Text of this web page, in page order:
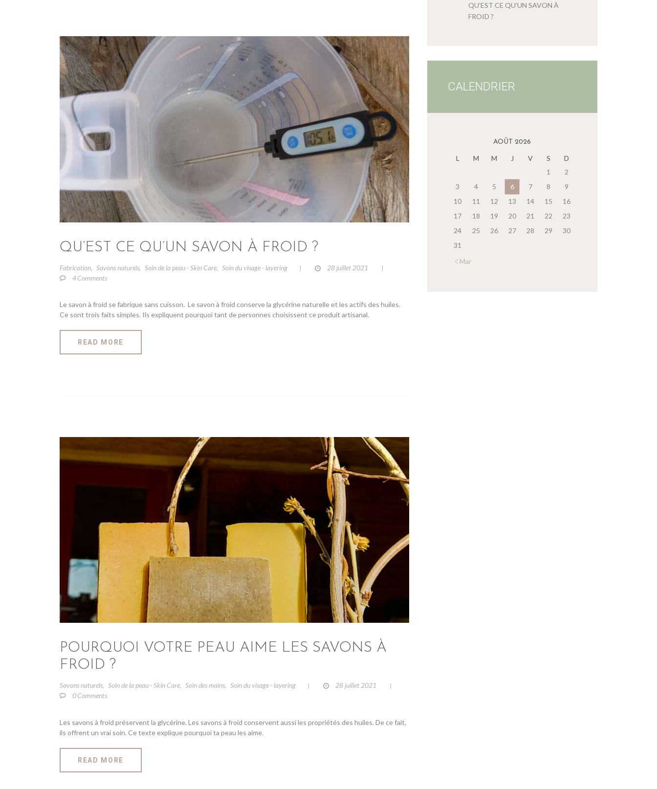
QU’EST CE QU’UN SAVON À FROID ?
Fabrication, Savons naturels, Soin de la peau - Skin Care, Soin du visage - layering
28 juillet 2021
4 Comments
Le savon à froid se fabrique sans cuisson. Le savon à froid conserve la glycérine naturelle et les actifs des huiles.
Ce sont trois faits simples. Ils expliquent pourquoi tant de personnes choisissent ce produit artisanal.
READ MORE
POURQUOI VOTRE PEAU AIME LES SAVONS À
FROID ?
Savons naturels, Soin de la peau - Skin Care, Soin des mains, Soin du visage - layering
28 juillet 2021
0 Comments
Les savons à froid préservent la glycérine. Les savons à froid conservent aussi les propriétés des huiles. De ce fait,
ils offrent un vrai soin. Ce texte explique pourquoi ta peau les aime.
READ MORE
QU’EST CE QU’UN SAVON À
FROID ?
CALENDRIER
AOÛT 2026
L M M J V S
D
1
2
3
4 5 6 7 8
9
10
11 12 13 14 15
16
17
18 19 20 21 22
23
24
25 26 27 28 29
30
31
« Mar